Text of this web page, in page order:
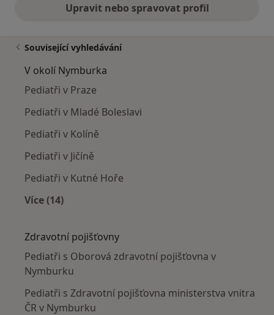
Upravit nebo spravovat profil
Související vyhledávání
V okolí Nymburka
Pediatři v Praze
Pediatři v Mladé Boleslavi
Pediatři v Kolíně
Pediatři v Jičíně
Pediatři v Kutné Hoře
Více (14)
Zdravotní pojišťovny
Pediatři s Oborová zdravotní pojišťovna v
Nymburku
Pediatři s Zdravotní pojišťovna ministerstva vnitra
ČR v Nymburku